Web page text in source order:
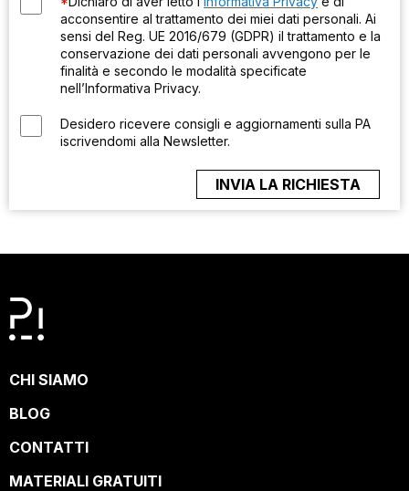
acconsentire al trattamento dei miei dati personali. Ai
sensi del Reg. UE 2016/679 (GDPR) il trattamento e la
conservazione dei dati personali avvengono per le
finalità e secondo le modalità specificate
nell’Informativa Privacy.
Desidero ricevere consigli e aggiornamenti sulla PA
iscrivendomi alla Newsletter.
CHI SIAMO
BLOG
CONTATTI
MATERIALI GRATUITI